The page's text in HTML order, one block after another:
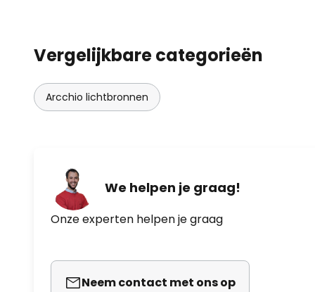
Vergelijkbare categorieën
Arcchio lichtbronnen
We helpen je graag!
Onze experten helpen je graag
Neem contact met ons op